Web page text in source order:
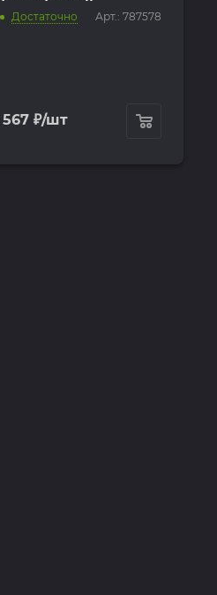
Достаточно Арт.: 787578
567₽/шт